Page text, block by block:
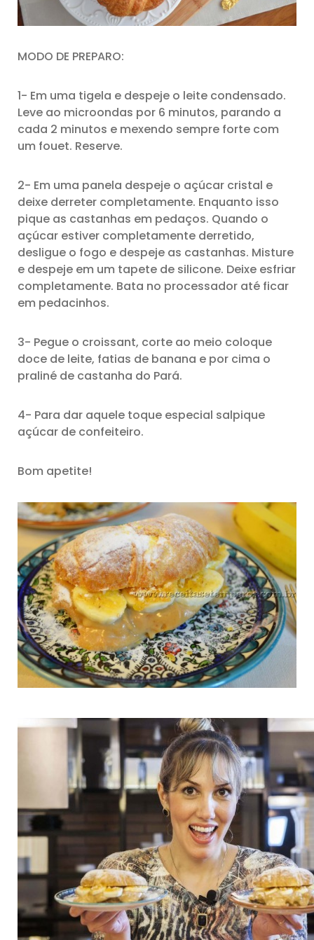
MODO DE PREPARO:
1- Em uma tigela e despeje o leite condensado.
Leve ao microondas por 6 minutos, parando a
cada 2 minutos e mexendo sempre forte com
um fouet. Reserve.
2- Em uma panela despeje o açúcar cristal e
deixe derreter completamente. Enquanto isso
pique as castanhas em pedaços. Quando o
açúcar estiver completamente derretido,
desligue o fogo e despeje as castanhas. Misture
e despeje em um tapete de silicone. Deixe esfriar
completamente. Bata no processador até ficar
em pedacinhos.
3- Pegue o croissant, corte ao meio coloque
doce de leite, fatias de banana e por cima o
praliné de castanha do Pará.
4- Para dar aquele toque especial salpique
açúcar de confeiteiro.
Bom apetite!